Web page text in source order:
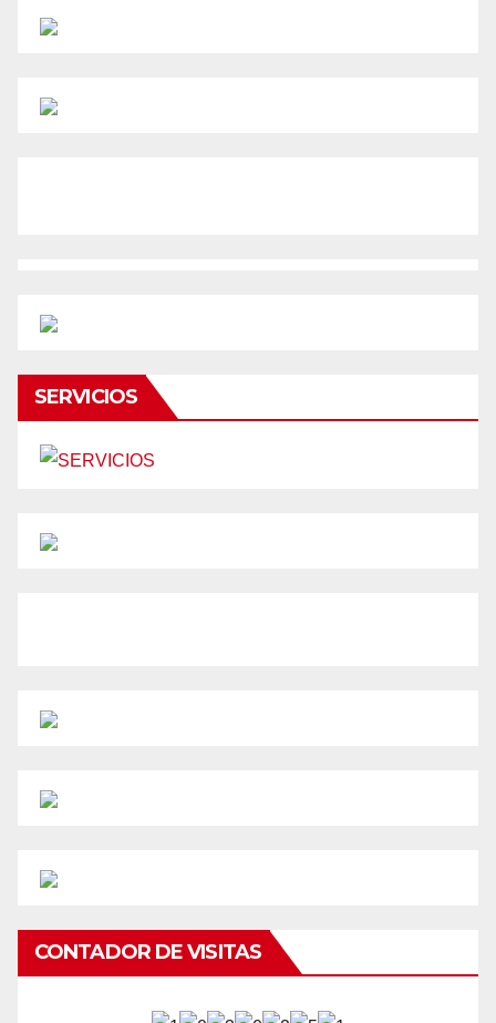
SERVICIOS
CONTADOR DE VISITAS